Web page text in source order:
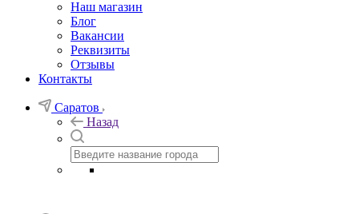
Наш магазин
Блог
Вакансии
Реквизиты
Отзывы
Контакты
Саратов
Назад